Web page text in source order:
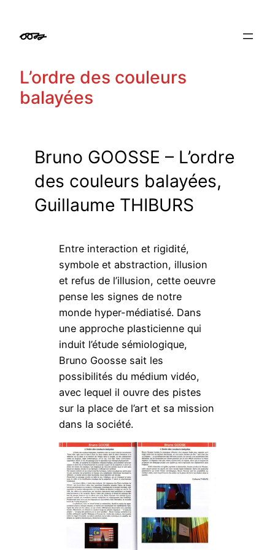
contenu
L’ordre des couleurs
balayées
Bruno GOOSSE – L’ordre
des couleurs balayées,
Guillaume THIBURS
Entre interaction et rigidité,
symbole et abstraction, illusion
et refus de l’illusion, cette oeuvre
pense les signes de notre
monde hyper-médiatisé. Dans
une approche plasticienne qui
induit l’étude sémiologique,
Bruno Goosse sait les
possibilités du médium vidéo,
avec lequel il ouvre des pistes
sur la place de l’art et sa mission
dans la société.